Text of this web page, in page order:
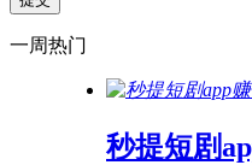
一周热门
秒提短剧